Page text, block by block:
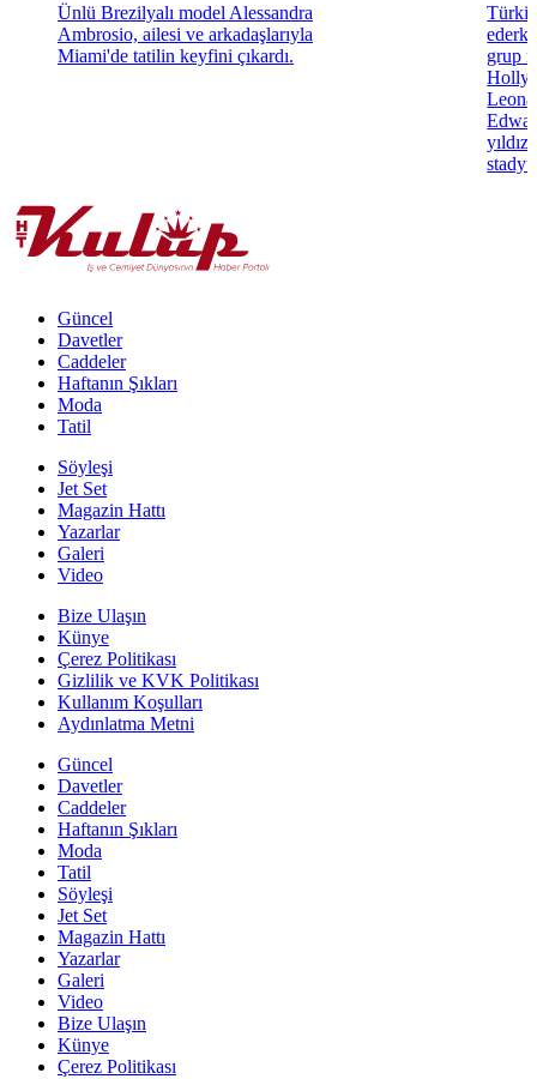
Ünlü Brezilyalı model Alessandra
Ambrosio, ailesi ve arkadaşlarıyla
Miami'de tatilin keyfini çıkardı.
grup
Güncel
Davetler
Caddeler
Haftanın Şıkları
Moda
Tatil
Söyleşi
Jet Set
Magazin Hattı
Yazarlar
Galeri
Video
Bize Ulaşın
Künye
Çerez Politikası
Gizlilik ve KVK Politikası
Kullanım Koşulları
Aydınlatma Metni
Güncel
Davetler
Caddeler
Haftanın Şıkları
Moda
Tatil
Söyleşi
Jet Set
Magazin Hattı
Yazarlar
Galeri
Video
Bize Ulaşın
Künye
Çerez Politikası